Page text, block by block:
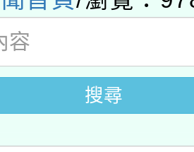
單位及節水達
啟航」
搜尋